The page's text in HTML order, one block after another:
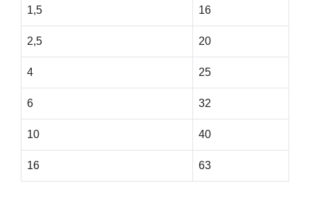
1,5 16
2,5 20
4 25
6 32
10 40
16 63